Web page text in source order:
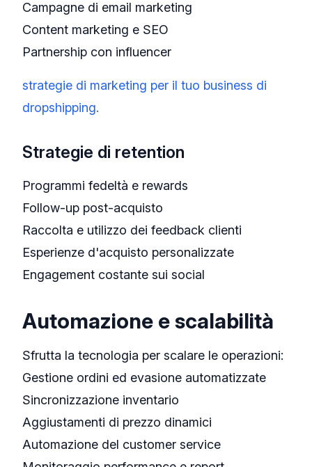
Campagne di email marketing
Content marketing e SEO
Partnership con influencer
strategie di marketing per il tuo business di
dropshipping.
Strategie di retention
Programmi fedeltà e rewards
Follow-up post-acquisto
Raccolta e utilizzo dei feedback clienti
Esperienze d'acquisto personalizzate
Engagement costante sui social
Automazione e scalabilità
Sfrutta la tecnologia per scalare le operazioni:
Gestione ordini ed evasione automatizzate
Sincronizzazione inventario
Aggiustamenti di prezzo dinamici
Automazione del customer service